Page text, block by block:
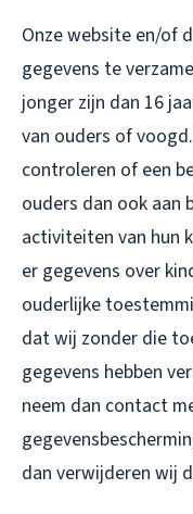
Onze website en/of
gegevens te
jonger zijn dan 16
van ouders of
controleren of een
ouders dan ook aan
activiteiten van hun
er gegevens over
ouderlijke
dat wij zonder die
gegevens hebben
neem dan contact
dan verwijderen wij